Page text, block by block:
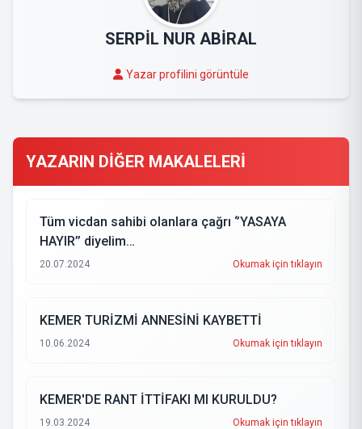
SERPİL NUR ABİRAL
Yazar profilini görüntüle
YAZARIN DİĞER MAKALELERİ
Tüm vicdan sahibi olanlara çağrı ‘’YASAYA
HAYIR’’ diyelim…
20.07.2024 Okumak için tıklayın
KEMER TURİZMİ ANNESİNİ KAYBETTİ
10.06.2024 Okumak için tıklayın
KEMER'DE RANT İTTİFAKI MI KURULDU?
19.03.2024 Okumak için tıklayın